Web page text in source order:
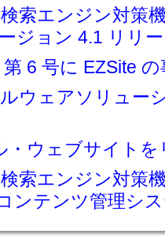
索エンジン対策
ジョン 4.1 リリ
第 6 号に EZSite
ウェアソリュー
・ウェブサイト
索エンジン対策
ンテンツ管理シ